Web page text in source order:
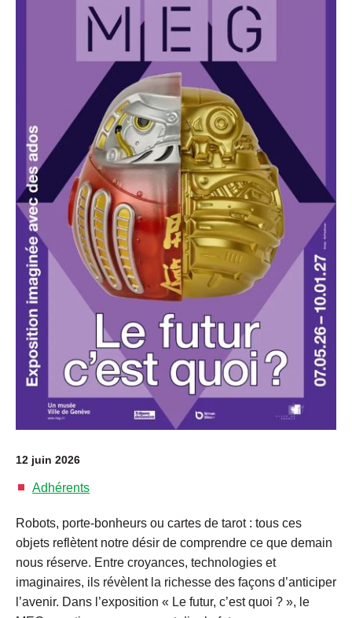
12 juin 2026
Adhérents
Robots, porte-bonheurs ou cartes de tarot : tous ces
objets reflètent notre désir de comprendre ce que demain
nous réserve. Entre croyances, technologies et
imaginaires, ils révèlent la richesse des façons d’anticiper
l’avenir. Dans l’exposition « Le futur, c’est quoi ? », le